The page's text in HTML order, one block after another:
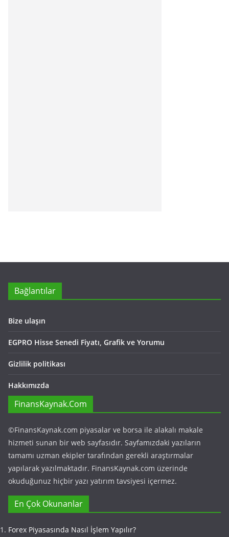
Bağlantılar
Bize ulaşın
EGPRO Hisse Senedi Fiyatı, Grafik ve Yorumu
Gizlilik politikası
Hakkımızda
FinansKaynak.Com
©FinansKaynak.com piyasalar ve borsa ile alakalı makale
hizmeti sunan bir web sayfasıdır. Sayfamızdaki yazıların
tamamı uzman ekipler tarafından gerekli araştırmalar
yapılarak yazılmaktadır. FinansKaynak.com üzerinde
okuduğunuz hiçbir yazı yatırım tavsiyesi içermez.
En Çok Okunanlar
Forex Piyasasında Nasıl İşlem Yapılır?